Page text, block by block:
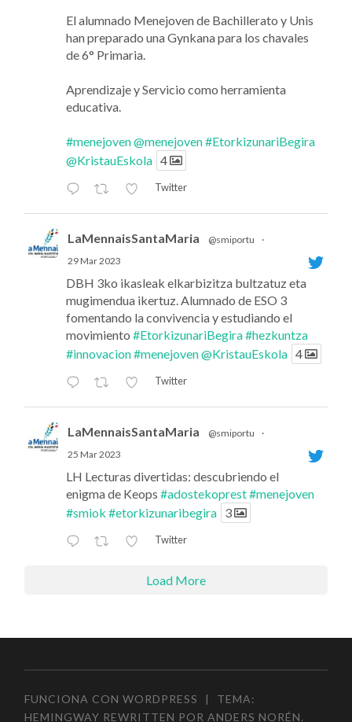
El alumnado Menejoven de Bachillerato y Unis
han preparado una Gynkana para los chavales
de 6° Primaria.
Aprendizaje y Servicio como herramienta
educativa.
#menejoven@menejoven#EtorkizunariBegira
@KristauEskola 4
Twitter
LaMennaisSantaMaria @smiportu
·
29 Mar 2023
DBH 3ko ikasleak elkarbizitza bultzatuz eta
mugimendua ikertuz. Alumnado de ESO 3
fomentando la convivencia y estudiando el
movimiento#EtorkizunariBegira#hezkuntza
#innovacion#menejoven@KristauEskola 4
Twitter
LaMennaisSantaMaria @smiportu
·
25 Mar 2023
LH Lecturas divertidas: descubriendo el
enigma de Keops#adostekoprest#menejoven
#smiok #etorkizunaribegira 3
Twitter
Load More
FUNCIONA CON WORDPRESS |
TEMA:
HEMINGWAY REWRITTEN PORANDERS NORÉN.